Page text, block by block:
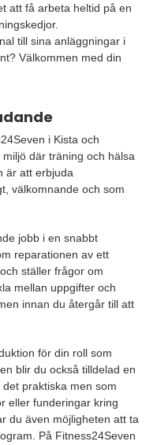
att få arbeta heltid på en
till sina anläggningar i
Välkommen med din
i Kista och
där träning och hälsa
är att erbjuda
välkomnande och som
jobb i en snabbt
reparationen av ett
ställer frågor om
mellan uppgifter och
innan du återgår till att
för din roll som
blir du också tilldelad en
praktiska men som
eller funderingar kring
du även möjligheten att ta
På Fitness24Seven